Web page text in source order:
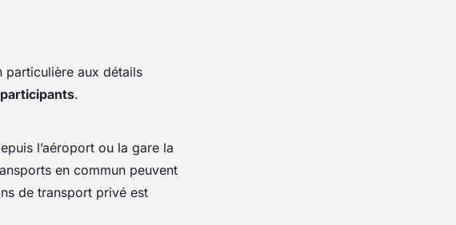
particulière aux détails
participants.
l’aéroport ou la gare la
en commun peuvent
de transport privé est